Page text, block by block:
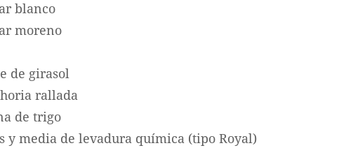
blanco
moreno
de girasol
rallada
de trigo
y media de levadura química (tipo Royal)